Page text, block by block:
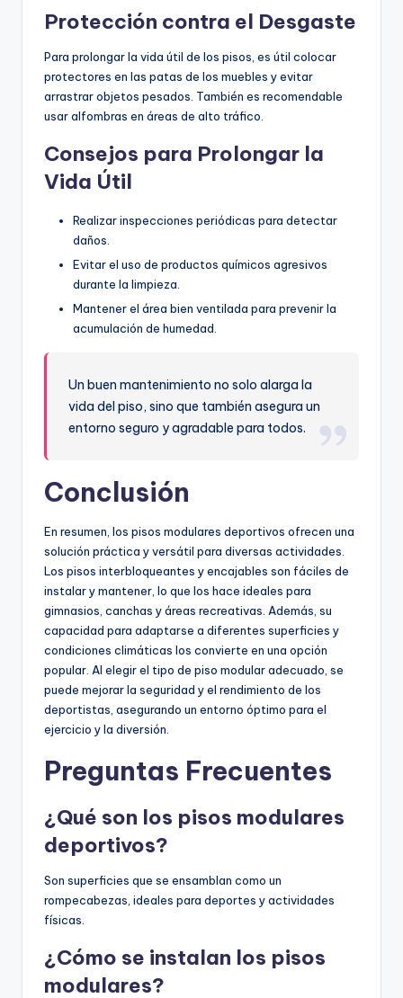
Protección contra el Desgaste
Para prolongar la vida útil de los pisos, es útil colocar
protectores en las patas de los muebles y evitar
arrastrar objetos pesados. También es recomendable
usar alfombras en áreas de alto tráfico.
Consejos para Prolongar la
Vida Útil
Realizar inspecciones periódicas para detectar
daños.
Evitar el uso de productos químicos agresivos
durante la limpieza.
Mantener el área bien ventilada para prevenir la
acumulación de humedad.
Un buen mantenimiento no solo alarga la
vida del piso, sino que también asegura un
entorno seguro y agradable para todos.
Conclusión
En resumen, los pisos modulares deportivos ofrecen una
solución práctica y versátil para diversas actividades.
Los pisos interbloqueantes y encajables son fáciles de
instalar y mantener, lo que los hace ideales para
gimnasios, canchas y áreas recreativas. Además, su
capacidad para adaptarse a diferentes superficies y
condiciones climáticas los convierte en una opción
popular. Al elegir el tipo de piso modular adecuado, se
puede mejorar la seguridad y el rendimiento de los
deportistas, asegurando un entorno óptimo para el
ejercicio y la diversión.
Preguntas Frecuentes
¿Qué son los pisos modulares
deportivos?
Son superficies que se ensamblan como un
rompecabezas, ideales para deportes y actividades
físicas.
¿Cómo se instalan los pisos
modulares?